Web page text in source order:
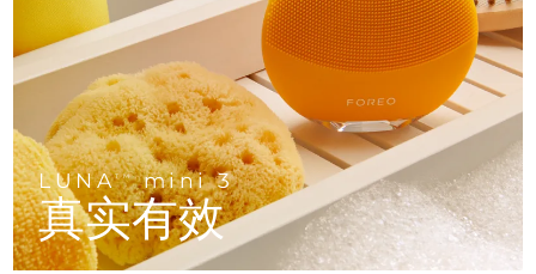
LUNATMmini 3
真实有效
ESPADA™ 设备
All acne treatment devices
眼部护理设备
All revitalizing eye massagers
KIWI™ 皮肤护理
Advanced pore care essentials
LUNA™ Dual-Peptide Scalp
Serum
For healthy hair
issa™ Teeth Whitening Gel
18% PAP
护肤品 男士
全部购买
马恩岛 预计送达日期8/12/26
以色列 8/14/26
意大利 预计送达日期 8/10/26
日本 预计送达日期8/13/26
泽西岛 预计送达日期